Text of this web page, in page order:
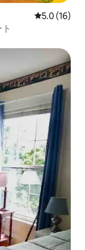
レビュー16
5.0 (16)